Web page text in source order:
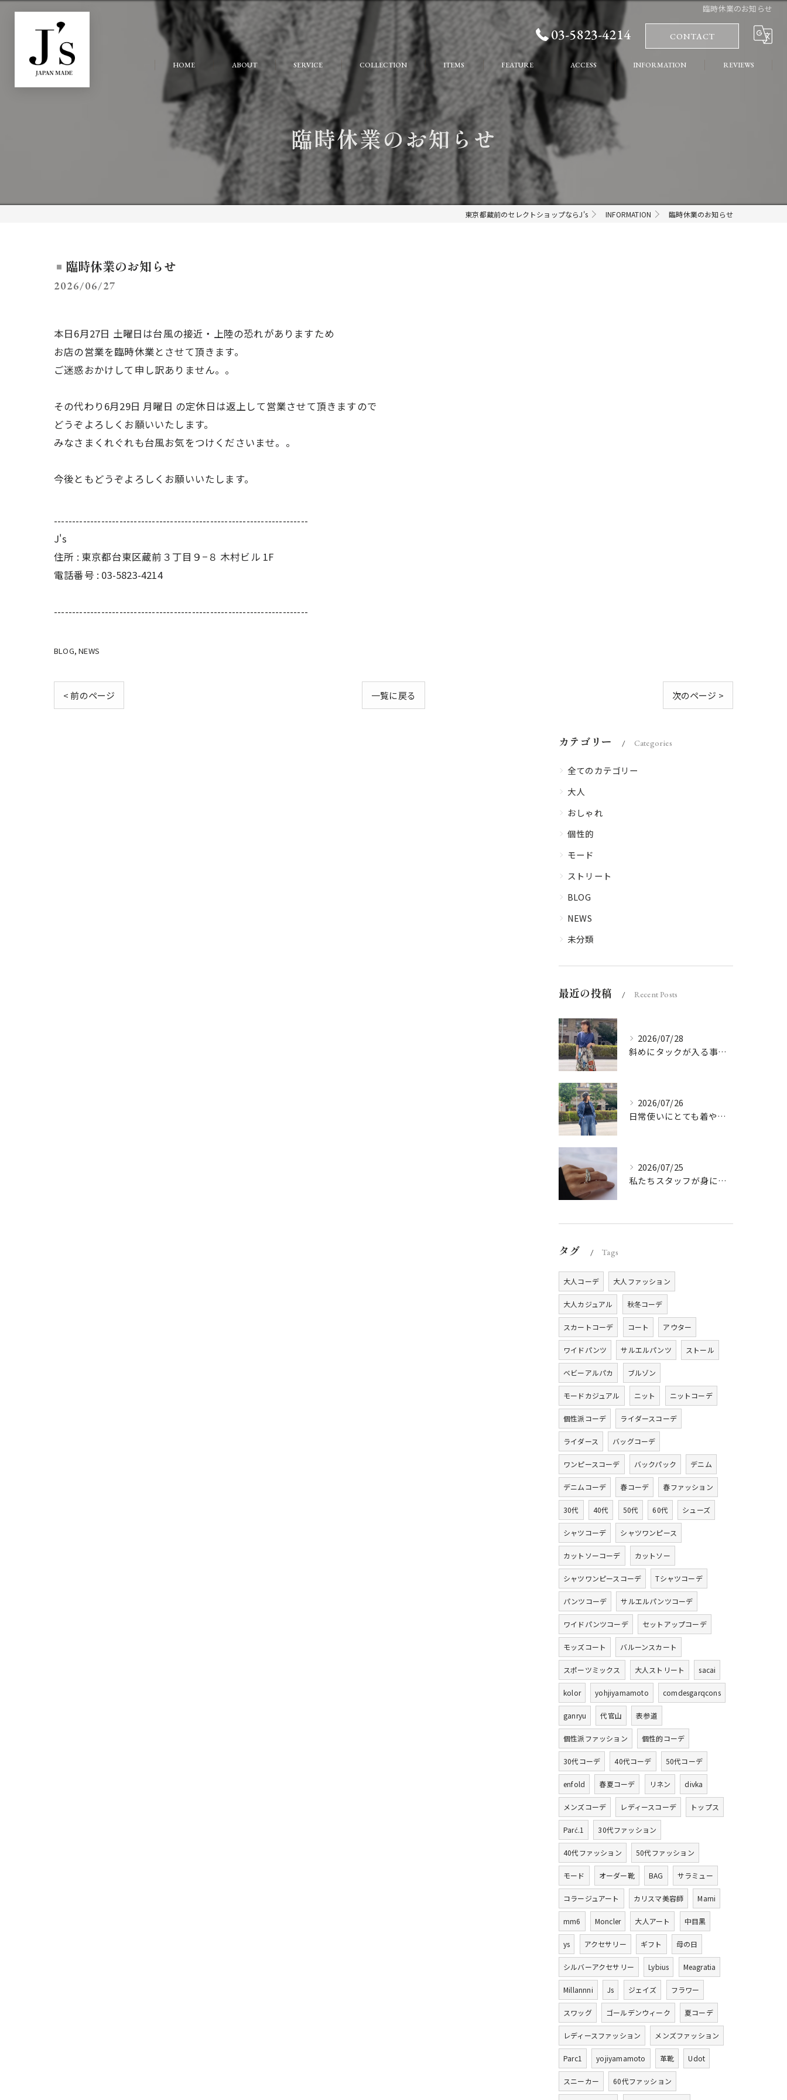
臨時休業のお知らせ
03-5823-4214 CONTACT
HOME ABOUT SERVICE COLLECTION ITEMS FEATURE
おしゃれ
個性的
ストリート
ACCESS INFORMATION REVIEWS
臨時休業のお知らせ
東京都蔵前のセレクトショップならJ's INFORMATION 臨時休業のお知らせ
臨時休業のお知らせ
2026/06/27
本日6月27日 土曜日は台風の接近・上陸の恐れがありますため
お店の営業を臨時休業とさせて頂きます。
ご迷惑おかけして申し訳ありません。。
その代わり6月29日 月曜日 の定休日は返上して営業させて頂きますので
どうぞよろしくお願いいたします。
みなさまくれぐれも台風お気をつけくださいませ。。
今後ともどうぞよろしくお願いいたします。
----------------------------------------------------------------------
J's
住所 : 東京都台東区蔵前３丁目９−８ 木村ビル 1F
電話番号 : 03-5823-4214
----------------------------------------------------------------------
BLOG NEWS
< 前のページ 一覧に戻る 次のページ >
カテゴリー Categories
全てのカテゴリー
大人
おしゃれ
個性的
モード
ストリート
BLOG
NEWS
未分類
最近の投稿 Recent Posts
2026/07/28
斜めにタックが入る事でスカートに綺麗な流れができ、品の良さを...
2026/07/26
日常使いにとても着やすいデニムのセットアップ。
2026/07/25
私たちスタッフが身につけて良かったと思てるアクセサリーブラン...
タグ Tags
大人コーデ 大人ファッション
大人カジュアル 秋冬コーデ
スカートコーデ コート アウター
ワイドパンツ サルエルパンツ ストール
ベビーアルパカ ブルゾン
モードカジュアル ニット ニットコーデ
個性派コーデ ライダースコーデ
ライダース バッグコーデ
ワンピースコーデ バックパック デニム
デニムコーデ 春コーデ 春ファッション
30代 40代 50代 60代 シューズ
シャツコーデ シャツワンピース
カットソーコーデ カットソー
シャツワンピースコーデ Tシャツコーデ
パンツコーデ サルエルパンツコーデ
ワイドパンツコーデ セットアップコーデ
モッズコート バルーンスカート
スポーツミックス 大人ストリート sacai
kolor yohjiyamamoto comdesgarqcons
ganryu 代官山 表参道
個性派ファッション 個性的コーデ
30代コーデ 40代コーデ 50代コーデ
enfold 春夏コーデ リネン divka
メンズコーデ レディースコーデ トップス
Parć.1 30代ファッション
40代ファッション 50代ファッション
モード オーダー靴 BAG サラミュー
コラージュアート カリスマ美容師 Marni
mm6 Moncler 大人アート 中目黒
ys アクセサリー ギフト 母の日
シルバーアクセサリー Lybius Meagratia
Millannni Js ジェイズ フラワー
スワッグ ゴールデンウィーク 夏コーデ
レディースファッション メンズファッション
Parc1 yojiyamamoto 革靴 Udot
スニーカー 60代ファッション